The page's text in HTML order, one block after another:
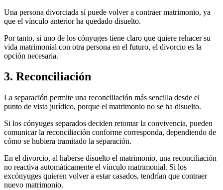
Una persona divorciada sí puede volver a contraer matrimonio, ya
que el vínculo anterior ha quedado disuelto.
Por tanto, si uno de los cónyuges tiene claro que quiere rehacer su
vida matrimonial con otra persona en el futuro, el divorcio es la
opción necesaria.
3. Reconciliación
La separación permite una reconciliación más sencilla desde el
punto de vista jurídico, porque el matrimonio no se ha disuelto.
Si los cónyuges separados deciden retomar la convivencia, pueden
comunicar la reconciliación conforme corresponda, dependiendo de
cómo se hubiera tramitado la separación.
En el divorcio, al haberse disuelto el matrimonio, una reconciliación
no reactiva automáticamente el vínculo matrimonial. Si los
excónyuges quieren volver a estar casados, tendrían que contraer
nuevo matrimonio.